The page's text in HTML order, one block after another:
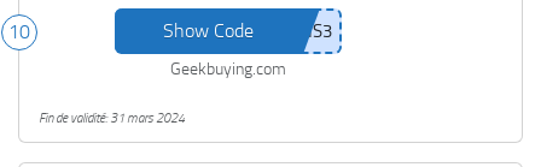
10 Show Code
Geekbuying.com
Fin de validité: 31 mars 2024